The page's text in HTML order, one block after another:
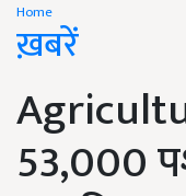
Home
ख़बरें
53,000